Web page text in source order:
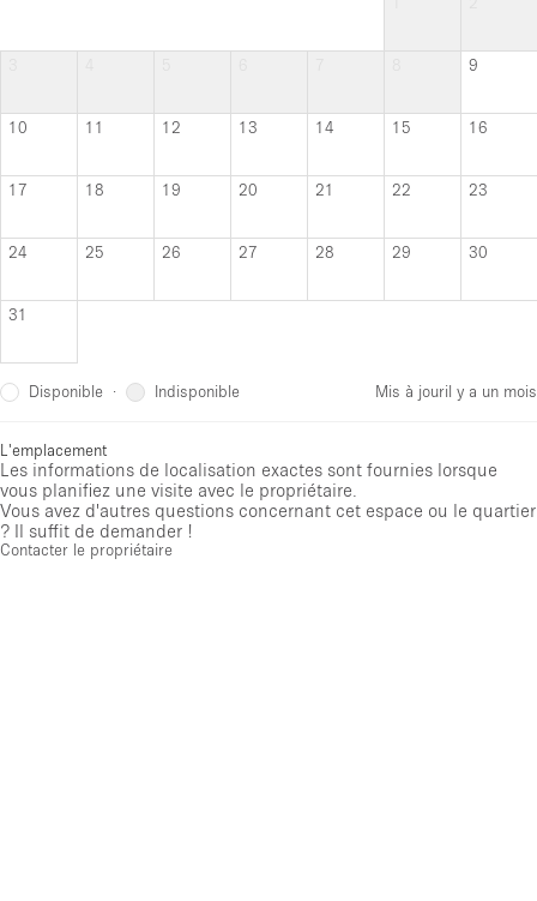
9
10 11 12 13 14 15 16
17 18 19 20 21 22 23
24 25 26 27 28 29 30
31
Disponible · Indisponible Mis à jouril y a un mois
L'emplacement
Les informations de localisation exactes sont fournies lorsque
vous planifiez une visite avec le propriétaire.
Vous avez d'autres questions concernant cet espace ou le quartier
? Il suffit de demander !
Contacter le propriétaire